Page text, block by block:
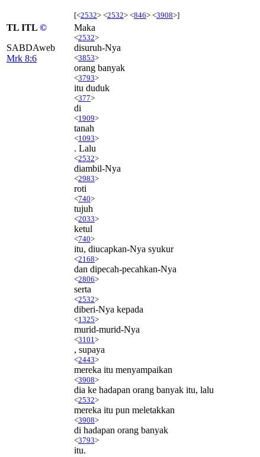
[<2532> <2532> <846> <3908>]
TL ITL ©
SABDAweb
Mrk 8:6
Maka
<2532>
disuruh-Nya
<3853>
orang banyak
<3793>
itu duduk
<377>
di
<1909>
tanah
<1093>
. Lalu
<2532>
diambil-Nya
<2983>
roti
<740>
tujuh
<2033>
ketul
<740>
itu, diucapkan-Nya syukur
<2168>
dan dipecah-pecahkan-Nya
<2806>
serta
<2532>
diberi-Nya kepada
<1325>
murid-murid-Nya
<3101 >
, supaya
<2443>
mereka itu menyampaikan
<3908>
dia ke hadapan orang banyak itu, lalu
<2532>
mereka itu pun meletakkan
<3908>
di hadapan orang banyak
<3793>
itu.